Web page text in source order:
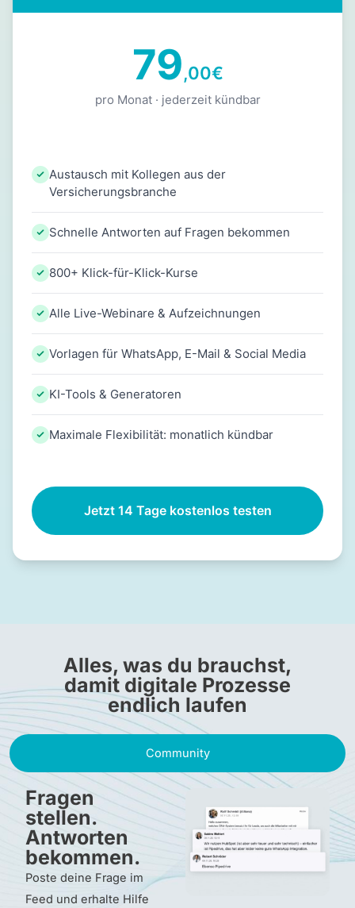
79,00€
pro Monat · jederzeit kündbar
Austausch mit Kollegen aus der
Versicherungsbranche
Schnelle Antworten auf Fragen bekommen
800+ Klick-für-Klick-Kurse
Alle Live-Webinare & Aufzeichnungen
Vorlagen für WhatsApp, E-Mail & Social Media
KI-Tools & Generatoren
Maximale Flexibilität: monatlich kündbar
Jetzt 14 Tage kostenlos testen
Alles, was du brauchst,
damit digitale Prozesse
endlich laufen
Community
Fragen
stellen.
Antworten
bekommen.
Poste deine Frage im
Feed und erhalte Hilfe